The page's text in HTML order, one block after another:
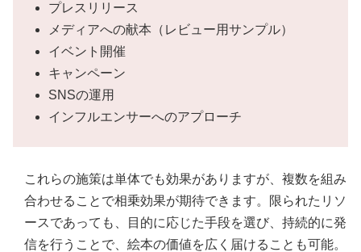
プレスリリース
メディアへの献本（レビュー用サンプル）
イベント開催
キャンペーン
SNSの運用
インフルエンサーへのアプローチ
これらの施策は単体でも効果がありますが、複数を組み
合わせることで相乗効果が期待できます。限られたリソ
ースであっても、目的に応じた手段を選び、持続的に発
信を行うことで、絵本の価値を広く届けることも可能。